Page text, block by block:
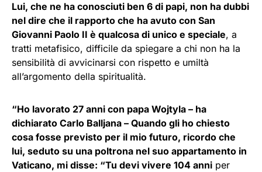
Lui, che ne ha conosciuti ben 6 di papi, non ha dubbi
nel dire che il rapporto che ha avuto con San
Giovanni Paolo II è qualcosa di unico e speciale, a
tratti metafisico, difficile da spiegare a chi non ha la
sensibilità di avvicinarsi con rispetto e umiltà
all’argomento della spiritualità.
“Ho lavorato 27 anni con papa Wojtyla – ha
dichiarato Carlo Balljana – Quando gli ho chiesto
cosa fosse previsto per il mio futuro, ricordo che
lui, seduto su una poltrona nel suo appartamento in
Vaticano, mi disse: “Tu devi vivere 104 anni per